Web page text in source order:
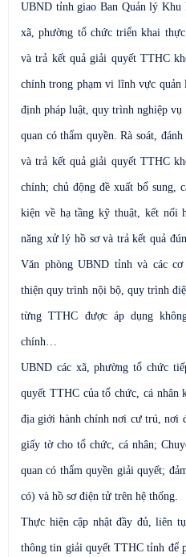
UBND tỉnh giao Ban Quản lý
xã, phường tổ chức triển khai
và trả kết quả giải quyết TTHC
chính trong phạm vi lĩnh vực
định pháp luật, quy trình nghiệp vụ
quan có thẩm quyền. Rà soát,
và trả kết quả giải quyết TTHC
chính; chủ động đề xuất bổ sung,
kiện về hạ tầng kỹ thuật, kết nối
năng xử lý hồ sơ và trả kết quả
Văn phòng UBND tỉnh và các
thiện quy trình nội bộ, quy trình
từng TTHC được áp dụng
chính…
UBND các xã, phường tổ chức
quyết TTHC của tổ chức, cá nhân
địa giới hành chính nơi cư trú, nơi
giấy tờ cho tổ chức, cá nhân;
quan có thẩm quyền giải quyết;
có) và hồ sơ điện tử trên hệ thống.
Thực hiện cập nhật đầy đủ, liên
thông tin giải quyết TTHC tỉnh để